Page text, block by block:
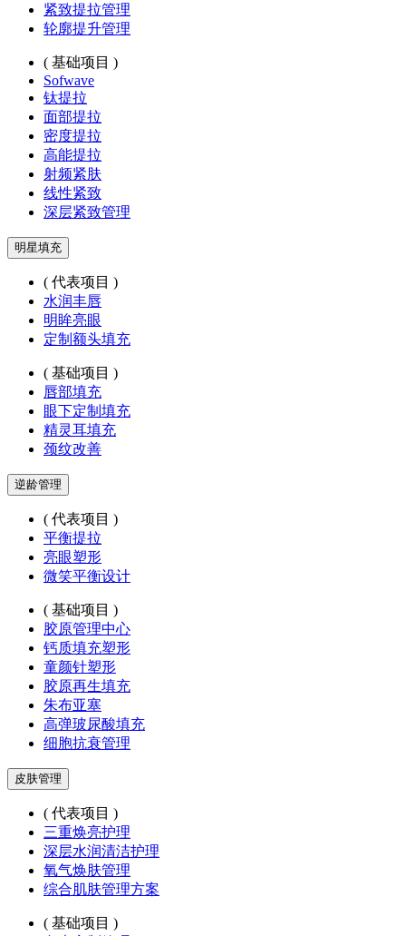
紧致提拉管理
轮廓提升管理
( 基础项目 )
Sofwave
钛提拉
面部提拉
密度提拉
高能提拉
射频紧肤
线性紧致
深层紧致管理
明星填充
( 代表项目 )
水润丰唇
明眸亮眼
定制额头填充
( 基础项目 )
唇部填充
眼下定制填充
精灵耳填充
颈纹改善
逆龄管理
( 代表项目 )
平衡提拉
亮眼塑形
微笑平衡设计
( 基础项目 )
胶原管理中心
钙质填充塑形
童颜针塑形
胶原再生填充
朱布亚塞
高弹玻尿酸填充
细胞抗衰管理
皮肤管理
( 代表项目 )
三重焕亮护理
深层水润清洁护理
氧气焕肤管理
综合肌肤管理方案
( 基础项目 )